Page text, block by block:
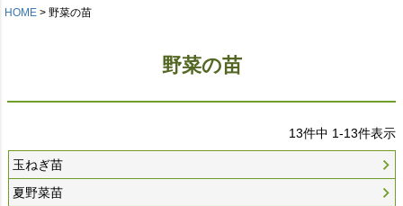
HOME 野菜の苗
野菜の苗
13件中 1-13件表示
玉ねぎ苗
夏野菜苗